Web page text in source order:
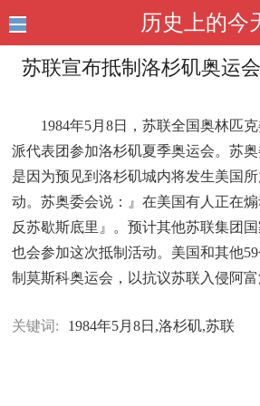
历史上的今
苏联宣布抵制洛杉矶奥运会
1984年5月8日，苏联全国奥林匹
派代表团参加洛杉矶夏季奥运会。苏
是因为预见到洛杉矶城内将发生美国
动。苏奥委会说：』在美国有人正在
反苏歇斯底里』。预计其他苏联集团
也会参加这次抵制活动。美国和其他
制莫斯科奥运会，以抗议苏联入侵阿富
关键词: 1984年5月8日,洛杉矶,苏联